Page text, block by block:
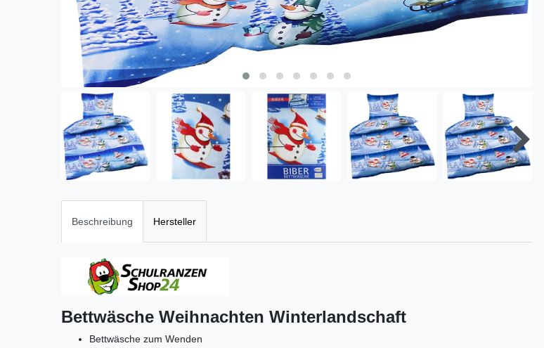
Beschreibung Hersteller
Bettwäsche Weihnachten Winterlandschaft
Bettwäsche zum Wenden